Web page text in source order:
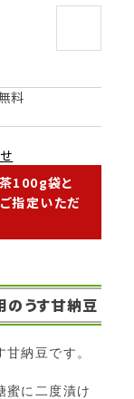
料
100g袋と
指定いただ
のうす甘納豆
納豆です。
蜜に二度漬け